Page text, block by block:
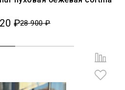
₽28 900 ₽